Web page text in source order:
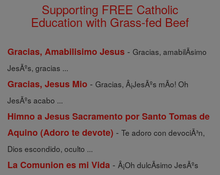
Supporting FREE Catholic
Education with Grass-fed Beef
Gracias, Amabilisimo Jesus - Gracias, amabilÃ­simo
JesÃºs, gracias ...
Gracias, Jesus Mio - Gracias, Â¡JesÃºs mÃ­o! Oh
JesÃºs acabo ...
Himno a Jesus Sacramento por Santo Tomas de
Aquino (Adoro te devote) - Te adoro con devociÃ³n,
Dios escondido, oculto ...
La Comunion es mi Vida - Â¡Oh dulcÃ­simo JesÃºs